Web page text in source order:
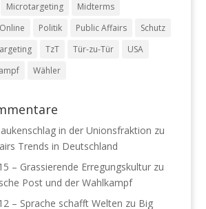
Microtargeting
Midterms
Online Politik Public Affairs
Schutz
TzT Tür-zu-Tür
USA
Wähler
in der Unionsfraktion zu
Trends in Deutschland
– Grassierende Erregungskulturzu
Post und der Wahlkampf
– Sprache schafft Welten zu Big